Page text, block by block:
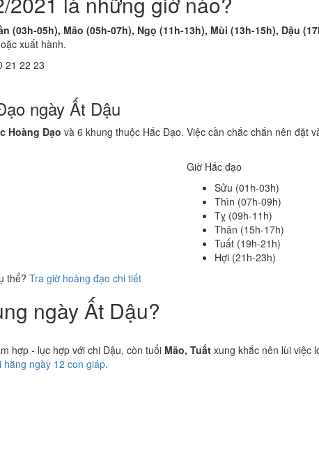
(03h-05h), Mão (05h-07h), Ngọ (11h-13h), Mùi (13h-15h), Dậu
xuất hành.
21 22 23
ngày Ất Dậu
Hoàng Đạo và 6 khung thuộc Hắc Đạo. Việc cần chắc chắn nên đặt
Giờ Hắc đạo
Sửu (01h-03h)
Thìn (07h-09h)
Tỵ (09h-11h)
Thân (15h-17h)
Tuất (19h-21h)
Hợi (21h-23h)
thể? Tra giờ hoàng đạo chi tiết
ngày Ất Dậu?
hợp - lục hợp với chi Dậu, còn tuổi Mão, Tuất xung khắc nên lùi việc
hằng ngày 12 con giáp.